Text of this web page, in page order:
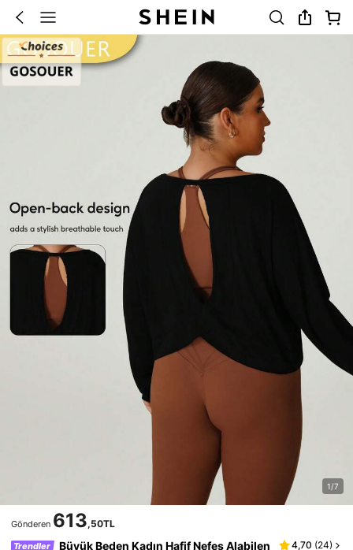
1/7
Gönderen 613,50TL
Trendler
Büyük Beden Kadın Hafif Nefes Alabilen
4,70 (24)